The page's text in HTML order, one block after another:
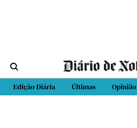
Edição Diária Últimas Opinião